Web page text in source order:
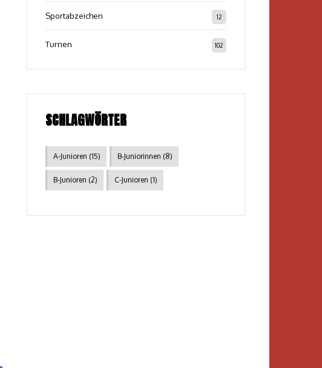
Sportabzeichen 12
Turnen 102
SCHLAGWÖRTER
A-Junioren (15) B-Juniorinnen (8)
B-Junioren (2) C-Junioren (1)